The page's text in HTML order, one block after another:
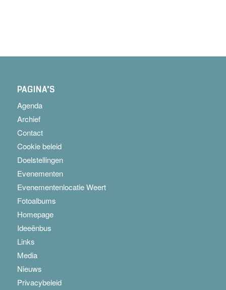
PAGINA’S
Agenda
Archief
Contact
Cookie beleid
Doelstellingen
Evenementen
Evenementenlocatie Weert
Fotoalbums
Homepage
Ideeënbus
Links
Media
Nieuws
Privacybeleid